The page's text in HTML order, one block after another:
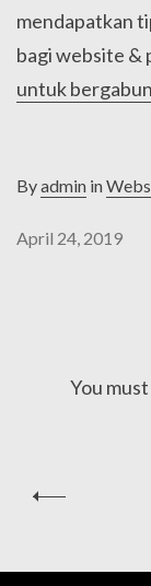
mendapatkan
bagi website &
untuk
Byadmin in
April 24, 2019
You